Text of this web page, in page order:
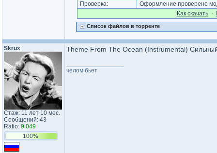
Проверка:
Оформление проверено
Как cкачать·
Список файлов в торренте
Skrux
Стаж: 11 лет 10 мес.
Сообщений: 43
Ratio: 9.049
100%
Theme From The Ocean (Instrumental)
челом бьет